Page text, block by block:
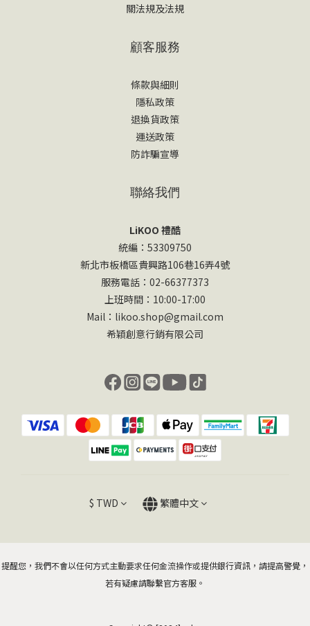
關法規及法規
顧客服務
條款與細則
隱私政策
退換貨政策
運送政策
防詐騙宣導
聯絡我們
LiKOO 禮酷
統編：53309750
新北市板橋區貴興路106巷16弄4號
服務電話：02-66377373
上班時間：10:00-17:00
Mail：likoo.shop@gmail.com
希穎創意行銷有限公司
$ TWD 繁體中文
提醒您，我們不會以任何方式主動要求任何金流操作或提供銀行資訊，請提高警覺，
若有疑慮請聯繫官方客服。